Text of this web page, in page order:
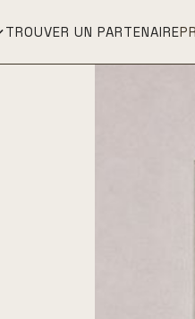
TROUVER UN PARTENAIRE